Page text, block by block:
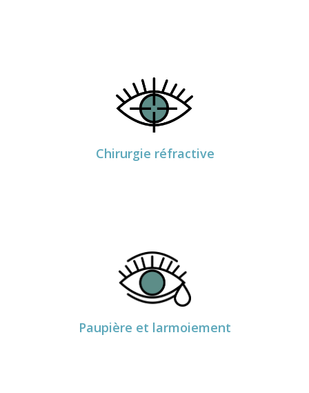
Chirurgie réfractive
PRENDRE RDV
Dr Eric Perez
Paupière et larmoiement
PRENDRE RDV
Dr Sylvie Maes